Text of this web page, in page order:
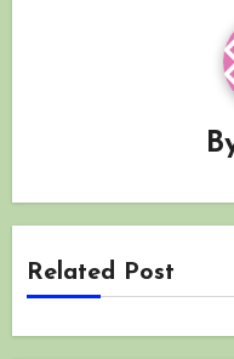
Related Post